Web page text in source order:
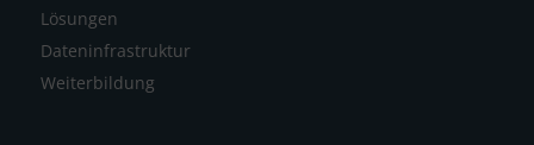
Lösungen
Dateninfrastruktur
Weiterbildung